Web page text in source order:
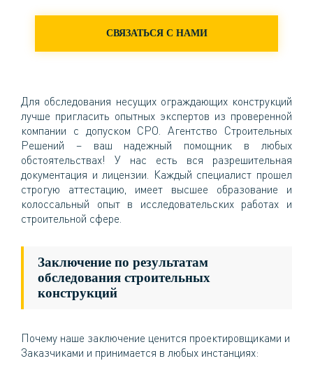
СВЯЗАТЬСЯ С НАМИ
Для обследования несущих ограждающих конструкций
лучше пригласить опытных экспертов из проверенной
компании с допуском СРО. Агентство Строительных
Решений – ваш надежный помощник в любых
обстоятельствах! У нас есть вся разрешительная
документация и лицензии. Каждый специалист прошел
строгую аттестацию, имеет высшее образование и
колоссальный опыт в исследовательских работах и
строительной сфере.
Заключение по результатам
обследования строительных
конструкций
Почему наше заключение ценится проектировщиками и
Заказчиками и принимается в любых инстанциях: